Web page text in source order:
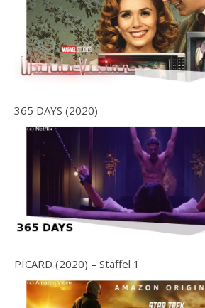
365 DAYS (2020)
PICARD (2020) – Staffel 1